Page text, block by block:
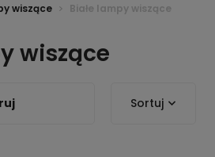
wiszące Białe lampy wiszące
wiszące
Sortuj